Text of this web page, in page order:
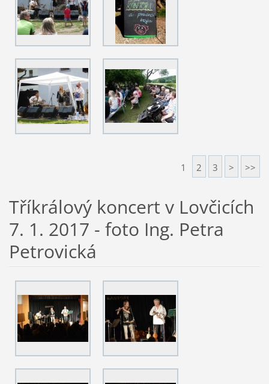
1 2 3 > >>
Tříkrálový koncert v Lovčicích
7. 1. 2017 - foto Ing. Petra
Petrovická